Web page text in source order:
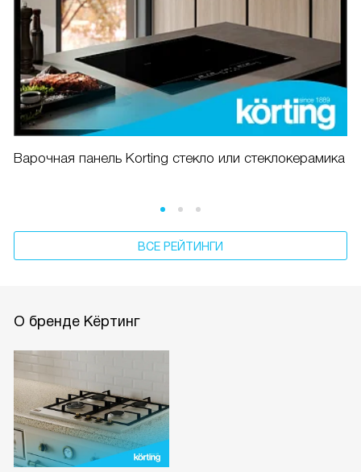
Варочная панель Korting стекло или стеклокерамика
ВСЕ РЕЙТИНГИ
О бренде Кёртинг